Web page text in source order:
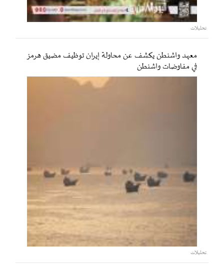
تحليلات
معهد واشنطن يكشف عن محاولة إيران توظيف مضيق هرمز
في مفاوضات واشنطن
تحليلات